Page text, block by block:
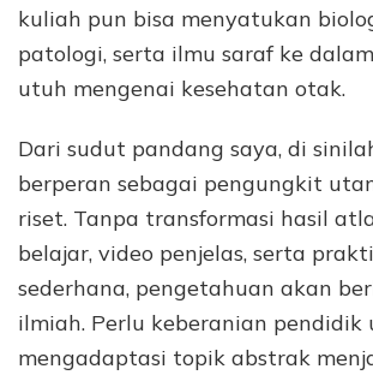
kuliah pun bisa menyatukan
patologi, serta ilmu saraf ke
utuh mengenai kesehatan otak.
Dari sudut pandang saya, di
berperan sebagai pengungkit
riset. Tanpa transformasi hasil
belajar, video penjelas, serta
sederhana, pengetahuan akan
ilmiah. Perlu keberanian pendidik
mengadaptasi topik abstrak